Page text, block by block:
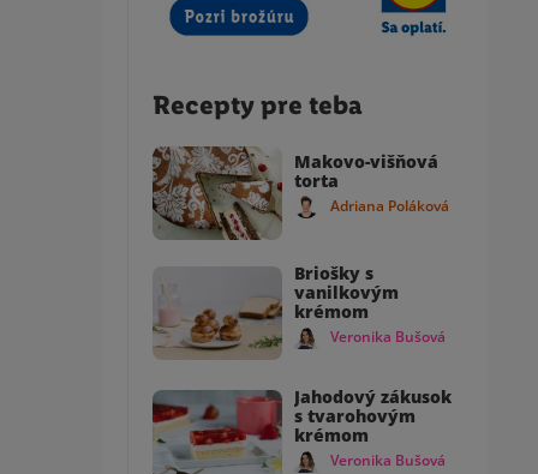
Recepty pre teba
Makovo-višňová
torta
Adriana Poláková
Briošky s
vanilkovým
krémom
Veronika Bušová
Jahodový zákusok
s tvarohovým
krémom
Veronika Bušová